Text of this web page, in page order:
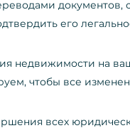
документов,
его
недвижимости на
чтобы все
всех